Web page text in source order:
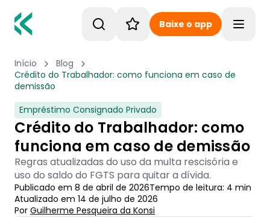
Baixe o app
Início
Blog
Crédito do Trabalhador: como funciona em caso de
demissão
Empréstimo Consignado Privado
Crédito do Trabalhador: como
funciona em caso de demissão
Regras atualizadas do uso da multa rescisória e
uso do saldo do FGTS para quitar a dívida.
Publicado em 8 de abril de 2026Tempo de leitura: 4 min
Atualizado em 14 de julho de 2026
Por Guilherme Pesqueira da Konsi